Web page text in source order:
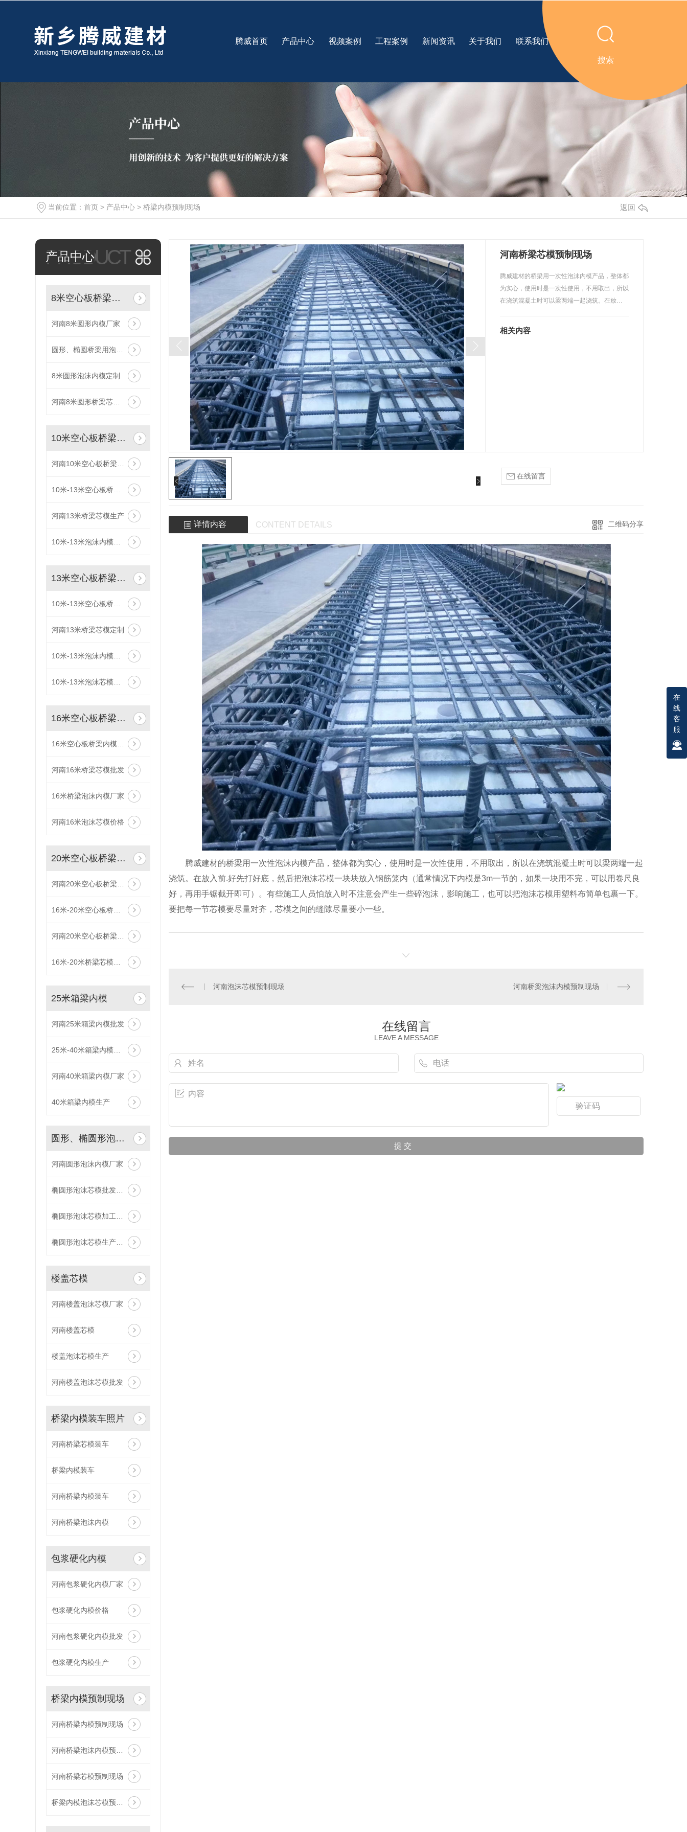
腾威首页 产品中心 视频案例 工程案例 新闻资讯 关于我们 联系我们
搜索
当前位置： 首页 > 产品中心 > 桥梁内模预制现场 返回
PRODUCT
产品中心
8米空心板桥梁内模
河南8米圆形内模厂家
圆形、椭圆桥梁用泡沫芯模
8米圆形泡沫内模定制
河南8米圆形桥梁芯模批发
10米空心板桥梁内模
河南10米空心板桥梁内模批发
10米-13米空心板桥梁内模
河南13米桥梁芯模生产
10米-13米泡沫内模定制
13米空心板桥梁内模
10米-13米空心板桥梁内模厂家
河南13米桥梁芯模定制
10米-13米泡沫内模生产
10米-13米泡沫芯模制造
16米空心板桥梁内模
16米空心板桥梁内模定制
河南16米桥梁芯模批发
16米桥梁泡沫内模厂家
河南16米泡沫芯模价格
20米空心板桥梁内模
河南20米空心板桥梁内模厂家
16米-20米空心板桥梁内模定制
河南20米空心板桥梁内模厂家
16米-20米桥梁芯模批发
25米箱梁内模
河南25米箱梁内模批发
25米-40米箱梁内模定制
河南40米箱梁内模厂家
40米箱梁内模生产
圆形、椭圆形泡沫内模
河南圆形泡沫内模厂家
椭圆形泡沫芯模批发厂家
椭圆形泡沫芯模加工厂家
椭圆形泡沫芯模生产厂家
楼盖芯模
河南楼盖泡沫芯模厂家
河南楼盖芯模
楼盖泡沫芯模生产
河南楼盖泡沫芯模批发
桥梁内模装车照片
河南桥梁芯模装车
桥梁内模装车
河南桥梁内模装车
河南桥梁泡沫内模
包浆硬化内模
河南包浆硬化内模厂家
包浆硬化内模价格
河南包浆硬化内模批发
包浆硬化内模生产
桥梁内模预制现场
河南桥梁内模预制现场
河南桥梁泡沫内模预制现场
河南桥梁芯模预制现场
桥梁内模泡沫芯模预制现场
河南桥梁芯模预制现场
腾威建材的桥梁用一次性泡沫内模产品，整体都
为实心，使用时是一次性使用，不用取出，所以
在浇筑混凝土时可以梁两端一起浇筑。在放…
相关内容
在线留言
详情内容 CONTENT DETAILS 二维码分享
腾威建材的桥梁用一次性泡沫内模产品，整体都为实心，使用时是一次性使用，不用取出，所以在浇筑混凝土时可以梁两端一起
浇筑。在放入前.好先打好底，然后把泡沫芯模一块块放入钢筋笼内（通常情况下内模是3m一节的，如果一块用不完，可以用卷尺良
好，再用手锯截开即可）。有些施工人员怕放入时不注意会产生一些碎泡沫，影响施工，也可以把泡沫芯模用塑料布简单包裹一下。
要把每一节芯模要尽量对齐，芯模之间的缝隙尽量要小一些。
河南泡沫芯模预制现场 河南桥梁泡沫内模预制现场
在线留言
LEAVE A MESSAGE
在
线
客
服